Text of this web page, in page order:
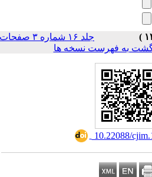
جلد ۱۶ شماره ۳ صفحات
به فهرست نسخه ها
10.22088/